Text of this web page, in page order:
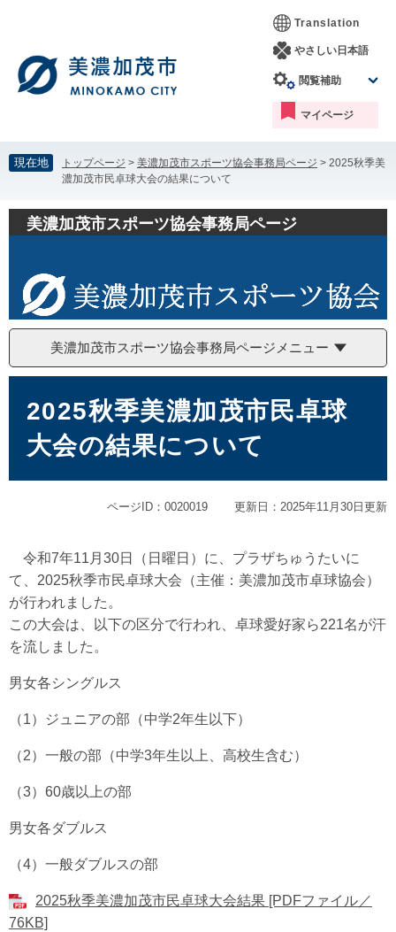
す。
し
て
本
へ
Translation
やさしい日本語
閲覧補助
マイページ
現在地 トップページ > 美濃加茂市スポーツ協会事務局ページ > 2025秋季美
濃加茂市民卓球大会の結果について
美濃加茂市スポーツ協会事務局ページ
美濃加茂市スポーツ協会事務局ページメニュー
2025秋季美濃加茂市民卓球
大会の結果について
ページID：0020019 更新日：2025年11月30日更新
令和7年11月30日（日曜日）に、プラザちゅうたいに
て、2025秋季市民卓球大会（主催：美濃加茂市卓球協会）
が行われました。
この大会は、以下の区分で行われ、卓球愛好家ら221名が汗
を流しました。
男女各シングルス
（1）ジュニアの部（中学2年生以下）
（2）一般の部（中学3年生以上、高校生含む）
（3）60歳以上の部
男女各ダブルス
（4）一般ダブルスの部
2025秋季美濃加茂市民卓球大会結果 [PDFファイル／
76KB]